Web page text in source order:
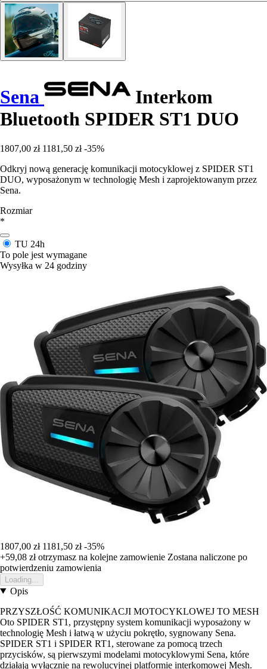
Sena
Interkom
Bluetooth SPIDER ST1 DUO
1807,00 zł 1181,50 zł -35%
Odkryj nową generację komunikacji motocyklowej z SPIDER ST1
DUO, wyposażonym w technologię Mesh i zaprojektowanym przez
Sena.
Rozmiar
*
TU 24h
To pole jest wymagane
Wysyłka w 24 godziny
1807,00 zł 1181,50 zł -35%
+59,08 złotrzymasz na kolejne zamowienie Zostana naliczone po
potwierdzeniu zamowienia
Loading...
Opis
PRZYSZŁOŚĆ KOMUNIKACJI MOTOCYKLOWEJ TO MESH
Oto SPIDER ST1, przystępny system komunikacji wyposażony w
technologię Mesh i łatwą w użyciu pokrętło, sygnowany Sena.
SPIDER ST1 i SPIDER RT1, sterowane za pomocą trzech
przycisków, są pierwszymi modelami motocyklowymi Sena, które
działają wyłącznie na rewolucyjnej platformie interkomowej Mesh.